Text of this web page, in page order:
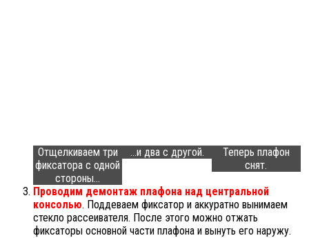
Отщелкиваем три
фиксатора с одной
стороны…
…и два с другой.
Теперь плафон
снят.
Проводим демонтаж плафона над центральной
консолью. Поддеваем фиксатор и аккуратно вынимаем
стекло рассеивателя. После этого можно отжать
фиксаторы основной части плафона и вынуть его наружу.